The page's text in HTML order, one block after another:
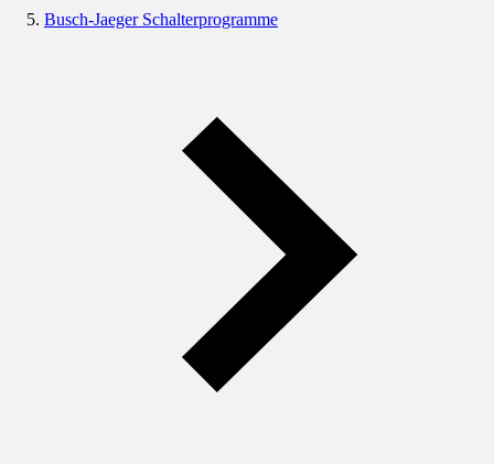
Busch-Jaeger Schalterprogramme